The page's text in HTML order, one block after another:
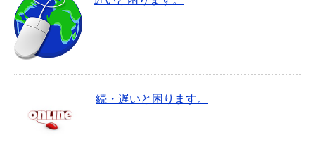
続・遅いと困ります。